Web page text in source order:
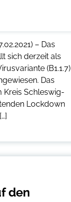
– Das
sich derzeit als
(B1.1.7)
Das
Kreis Schleswig-
Lockdown
den